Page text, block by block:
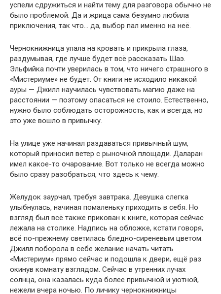
успели сдружиться и найти тему для разговора обычно не
было проблемой. Да и жрица сама безумно любила
приключения, так что… да, выбор пал именно на неё.
Чернокнижница упала на кровать и прикрыла глаза,
раздумывая, где лучше будет всё рассказать Шаэ.
Эльфийка почти уверилась в том, что ничего страшного в
«Мистериуме» не будет. От книги не исходило никакой
ауры — Джилл научилась чувствовать магию даже на
расстоянии — поэтому опасаться не стоило. Естественно,
нужно было соблюдать осторожность, как и всегда, но
это уже вошло в привычку.
На улице уже начинал раздаваться привычный шум,
который приносил ветер с рыночной площади. Даларан
имел какое-то очарование. Вот только не всегда можно
было сразу разобраться, что здесь к чему.
Желудок заурчал, требуя завтрака. Девушка слегка
улыбнулась, начиная помаленьку приходить в себя. Но
взгляд был всё также прикован к книге, которая сейчас
лежала на столике. Надпись на обложке, кстати говоря,
всё по-прежнему светилась бледно-сиреневым цветом.
Джилл поборола в себе желание начать читать
«Мистериум» прямо сейчас и подошла к двери, ещё раз
окинув комнату взглядом. Сейчас в утренних лучах
солнца, она казалась куда более привычной и уютной,
нежели вчера ночью. По личику чернокнижницы